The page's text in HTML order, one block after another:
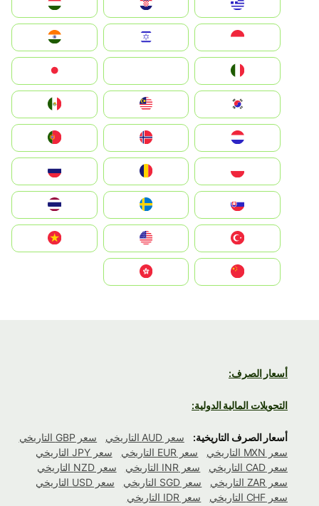
Hrvatska
Magyarország
Indonesia
South Korea
Nederland
Portugal
România
Slovensko
United States
Vietnam
أسعار الصرف:
التحويلات المالية الدولية:
أسعار الصرف التاريخية: سعر AUD التاريخي
سعر GBP التاريخي
سعر MXN التاريخي
سعر EUR التاريخي
سعر JPY التاريخي
سعر CAD التاريخي
سعر INR التاريخي
سعر NZD التاريخي
سعر ZAR التاريخي
سعر SGD التاريخي
سعر USD التاريخي
سعر CHF التاريخي
سعر IDR التاريخي